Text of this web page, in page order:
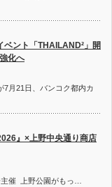
ベント「THAILAND²」開
化へ
7月21日、バンコク都内カ
』×上野中央通り商店
主催 上野公園がもっ…